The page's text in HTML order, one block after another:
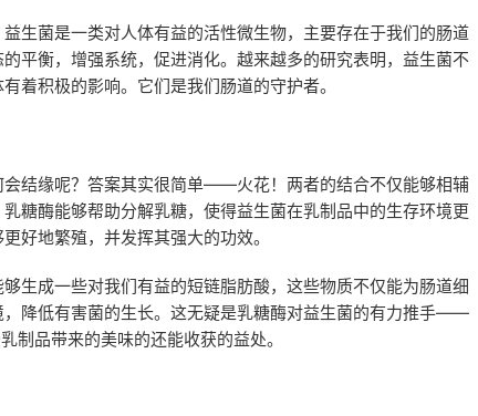
生菌是一类对人体有益的活性微生物，主要存在于我们的肠道
平衡，增强系统，促进消化。越来越多的研究表明，益生菌不
着积极的影响。它们是我们肠道的守护者。
会结缘呢？答案其实很简单——火花！两者的结合不仅能够相辅
糖酶能够帮助分解乳糖，使得益生菌在乳制品中的生存环境更
好地繁殖，并发挥其强大的功效。
生成一些对我们有益的短链脂肪酸，这些物质不仅能为肠道细
，降低有害菌的生长。这无疑是乳糖酶对益生菌的有力推手——
制品带来的美味的还能收获的益处。